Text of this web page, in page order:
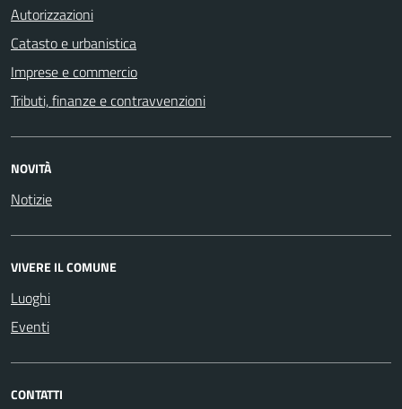
Autorizzazioni
Catasto e urbanistica
Imprese e commercio
Tributi, finanze e contravvenzioni
NOVITÀ
Notizie
VIVERE IL COMUNE
Luoghi
Eventi
CONTATTI